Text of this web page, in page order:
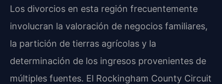
Los divorcios en esta región frecuentemente
involucran la valoración de negocios familiares,
la partición de tierras agrícolas y la
determinación de los ingresos provenientes de
múltiples fuentes. El Rockingham County Circuit